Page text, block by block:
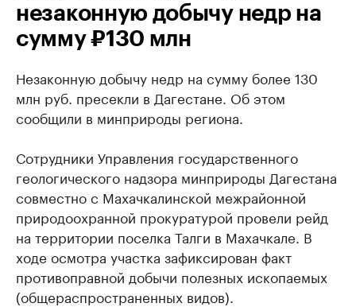
незаконную добычу недр на
сумму ₽130 млн
Незаконную добычу недр на сумму более 130
млн руб. пресекли в Дагестане. Об этом
сообщили в минприроды региона.
Сотрудники Управления государственного
геологического надзора минприроды Дагестана
совместно с Махачкалинской межрайонной
природоохранной прокуратурой провели рейд
на территории поселка Талги в Махачкале. В
ходе осмотра участка зафиксирован факт
противоправной добычи полезных ископаемых
(общераспространенных видов).